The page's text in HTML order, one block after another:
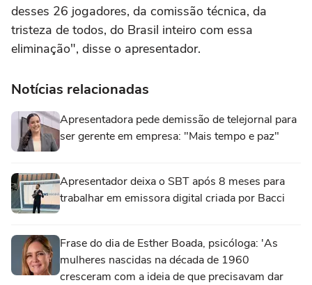
desses 26 jogadores, da comissão técnica, da
tristeza de todos, do Brasil inteiro com essa
eliminação", disse o apresentador.
Notícias relacionadas
Apresentadora pede demissão de telejornal para
ser gerente em empresa: "Mais tempo e paz"
Apresentador deixa o SBT após 8 meses para
trabalhar em emissora digital criada por Bacci
Frase do dia de Esther Boada, psicóloga: 'As
mulheres nascidas na década de 1960
cresceram com a ideia de que precisavam dar